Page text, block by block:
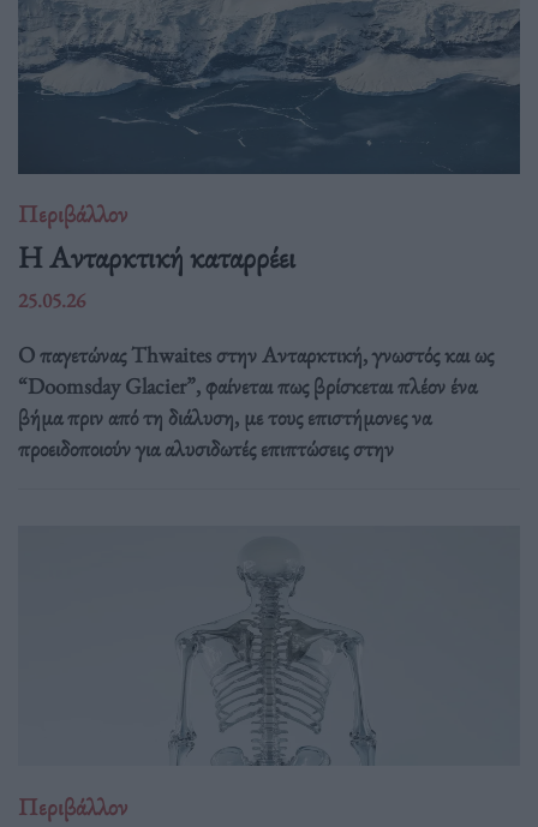
Περιβάλλον
Η Ανταρκτική καταρρέει
25.05.26
Ο παγετώνας Thwaites στην Ανταρκτική, γνωστός και ως
“Doomsday Glacier”, φαίνεται πως βρίσκεται πλέον ένα
βήμα πριν από τη διάλυση, με τους επιστήμονες να
προειδοποιούν για αλυσιδωτές επιπτώσεις στην
Περιβάλλον